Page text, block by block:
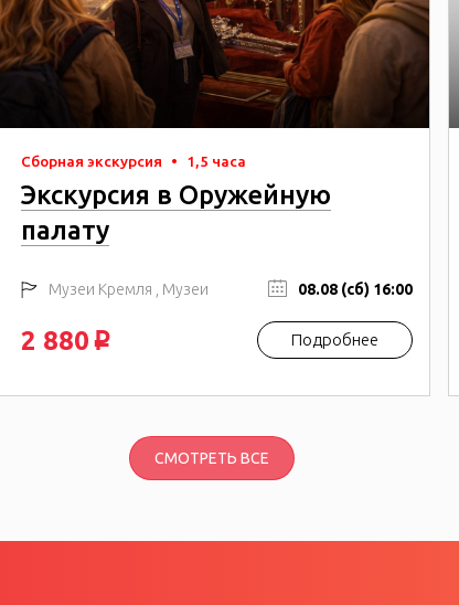
Сборная экскурсия • 1,5 часа
Экскурсия в Оружейную
палату
Музеи Кремля , Музеи 08.08 (сб) 16:00
2 880 p Подробнее
СМОТРЕТЬ ВСЕ